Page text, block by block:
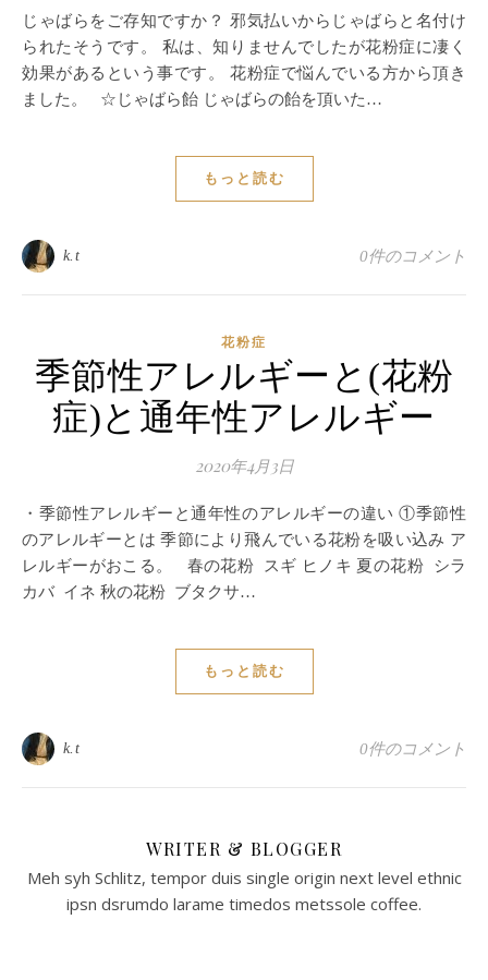
じゃばらをご存知ですか？ 邪気払いからじゃばらと名付け
られたそうです。 私は、知りませんでしたが花粉症に凄く
効果があるという事です。 花粉症で悩んでいる方から頂き
ました。 ☆じゃばら飴 じゃばらの飴を頂いた…
もっと読む
k.t 0件のコメント
花粉症
季節性アレルギーと(花粉
症)と通年性アレルギー
2020年4月3日
・季節性アレルギーと通年性のアレルギーの違い ①季節性
のアレルギーとは 季節により飛んでいる花粉を吸い込み ア
レルギーがおこる。 春の花粉 スギ ヒノキ 夏の花粉 シラ
カバ イネ 秋の花粉 ブタクサ…
もっと読む
k.t 0件のコメント
WRITER & BLOGGER
Meh syh Schlitz, tempor duis single origin next level ethnic
ipsn dsrumdo larame timedos metssole coffee.